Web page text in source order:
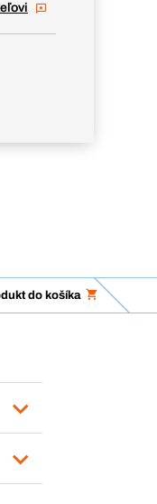
do košíka